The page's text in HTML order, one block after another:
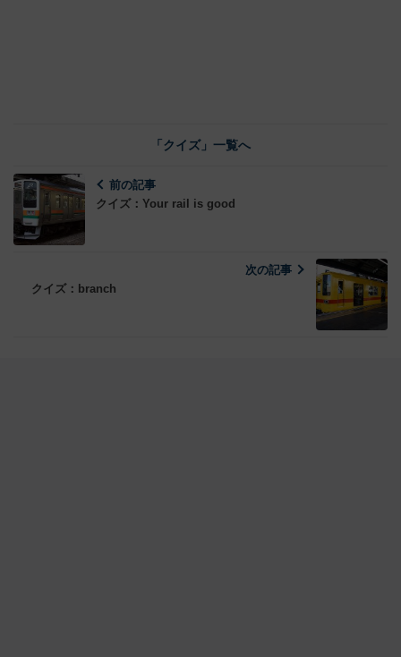
「クイズ」一覧へ
前の記事
クイズ：Your rail is good
次の記事
クイズ：branch